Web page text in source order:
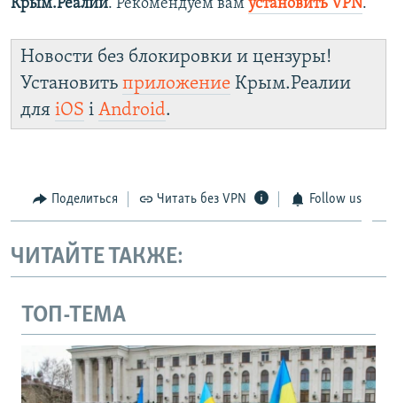
Крым.Реалии. Рекомендуем вам установить VPN.
Новости без блокировки и цензуры!
Установить приложение Крым.Реалии
для iOS і Android.
Поделиться Читать без VPN Follow us
ЧИТАЙТЕ ТАКЖЕ:
ТОП-ТЕМА